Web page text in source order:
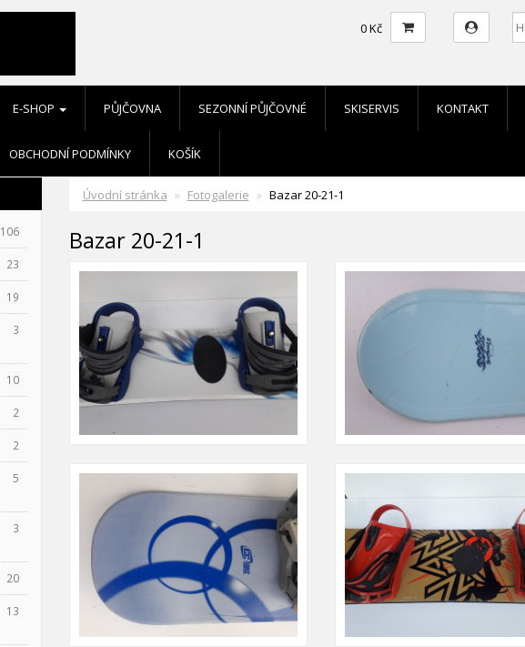
0 Kč
E-SHOP PŮJČOVNA SEZONNÍ PŮJČOVNÉ SKISERVIS KONTAKT
OBCHODNÍ PODMÍNKY KOŠÍK
Úvodní stránka Fotogalerie Bazar 20-21-1
Bazar 20-21-1
106
23
19
3
10
2
2
5
3
20
13